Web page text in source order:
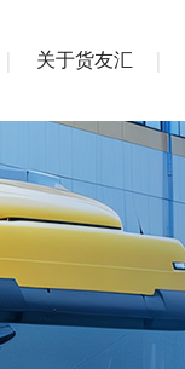
关于货友汇